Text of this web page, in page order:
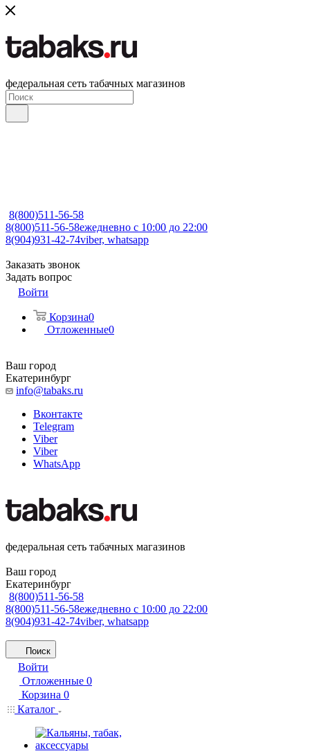
федеральная сеть табачных магазинов
8(800)511-56-58
8(800)511-56-58ежедневно с 10:00 до 22:00
8(904)931-42-74viber, whatsapp
Заказать звонок
Задать вопрос
Войти
Корзина0
Отложенные0
Ваш город
Екатеринбург
info@tabaks.ru
Вконтакте
Telegram
Viber
Viber
WhatsApp
федеральная сеть табачных магазинов
Ваш город
Екатеринбург
8(800)511-56-58
8(800)511-56-58ежедневно с 10:00 до 22:00
8(904)931-42-74viber, whatsapp
Поиск
Войти
Отложенные 0
Корзина 0
Каталог